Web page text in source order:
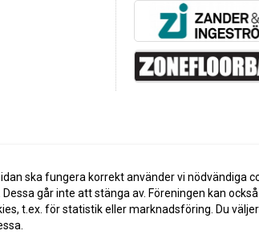
ska fungera korrekt använder vi nödvändiga
går inte att stänga av. Föreningen kan
t.ex. för statistik eller marknadsföring. Du väljer